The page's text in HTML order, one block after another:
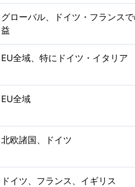
グローバル、ドイツ・フランス
益
EU全域、特にドイツ・イタリア
EU全域
北欧諸国、ドイツ
ドイツ、フランス、イギリス